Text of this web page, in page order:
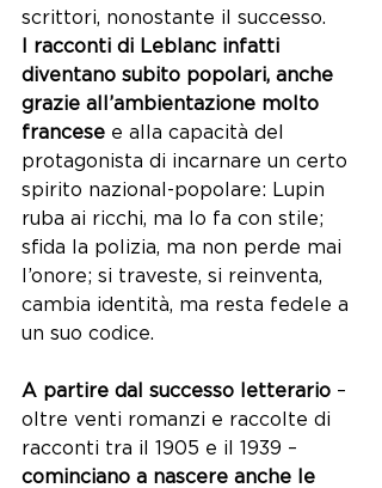
scrittori, nonostante il successo.
I racconti di Leblanc infatti
diventano subito popolari, anche
grazie all’ambientazione molto
francese e alla capacità del
protagonista di incarnare un certo
spirito nazional-popolare: Lupin
ruba ai ricchi, ma lo fa con stile;
sfida la polizia, ma non perde mai
l’onore; si traveste, si reinventa,
cambia identità, ma resta fedele a
un suo codice.
A partire dal successo letterario –
oltre venti romanzi e raccolte di
racconti tra il 1905 e il 1939 –
cominciano a nascere anche le